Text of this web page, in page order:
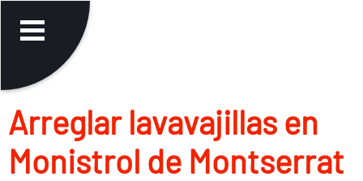
Arreglar lavavajillas en
Monistrol de Montserrat